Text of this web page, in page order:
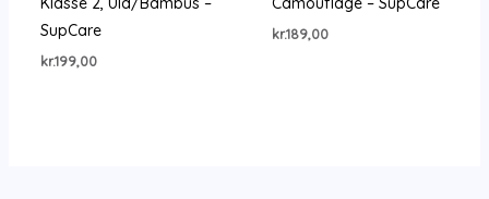
SupCare
kr.199,00
kr.189,00